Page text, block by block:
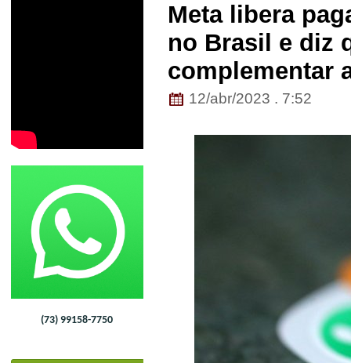
(73) 99158-7750
Meta libera
no Brasil e diz
complementar
12/abr/2023 . 7:52